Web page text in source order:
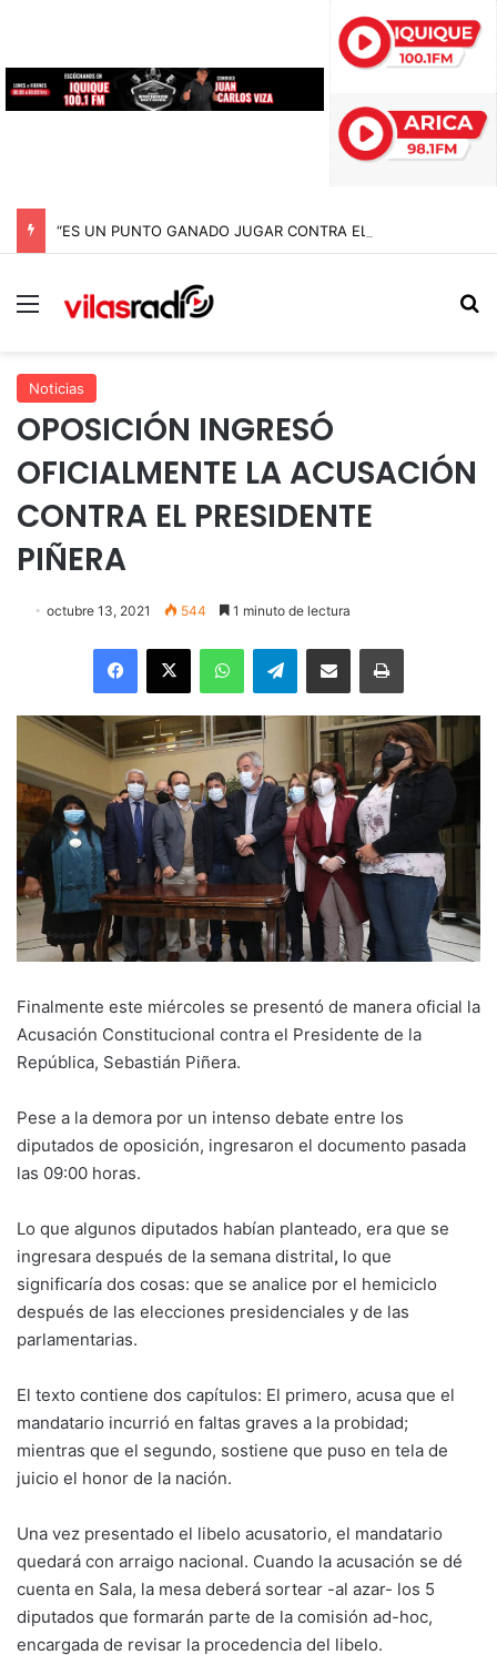
Menú
Noticias
OPOSICIÓN INGRESÓ
OFICIALMENTE LA ACUSACIÓN
CONTRA EL PRESIDENTE
PIÑERA
octubre 13, 2021 544 1 minuto de lectura
Facebook
X WhatsAppTelegramEnviar vía email Imprimir
Finalmente este miércoles se presentó de manera oficial la
Acusación Constitucional contra el Presidente de la
República, Sebastián Piñera.
Pese a la demora por un intenso debate entre los
diputados de oposición, ingresaron el documento pasada
las 09:00 horas.
Lo que algunos diputados habían planteado, era que se
ingresara después de la semana distrital, lo que
significaría dos cosas: que se analice por el hemiciclo
después de las elecciones presidenciales y de las
parlamentarias.
El texto contiene dos capítulos: El primero, acusa que el
mandatario incurrió en faltas graves a la probidad;
mientras que el segundo, sostiene que puso en tela de
juicio el honor de la nación.
Una vez presentado el libelo acusatorio, el mandatario
quedará con arraigo nacional. Cuando la acusación se dé
cuenta en Sala, la mesa deberá sortear -al azar- los 5
diputados que formarán parte de la comisión ad-hoc,
encargada de revisar la procedencia del libelo.